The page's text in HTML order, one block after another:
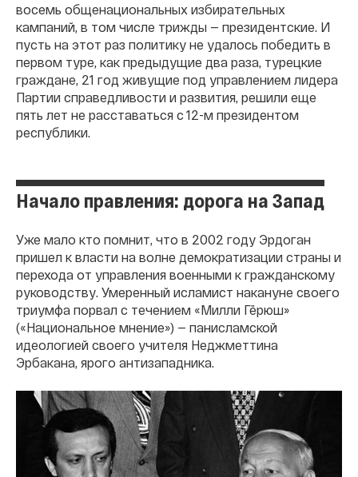
восемь общенациональных избирательных
кампаний, в том числе трижды — президентские. И
пусть на этот раз политику не удалось победить в
первом туре, как предыдущие два раза, турецкие
граждане, 21 год живущие под управлением лидера
Партии справедливости и развития, решили еще
пять лет не расставаться с 12-м президентом
республики.
Начало правления: дорога на Запад
Уже мало кто помнит, что в 2002 году Эрдоган
пришел к власти на волне демократизации страны и
перехода от управления военными к гражданскому
руководству. Умеренный исламист накануне своего
триумфа порвал с течением «Милли Гёрюш»
(«Национальное мнение») — панисламской
идеологией своего учителя Неджметтина
Эрбакана, ярого антизападника.